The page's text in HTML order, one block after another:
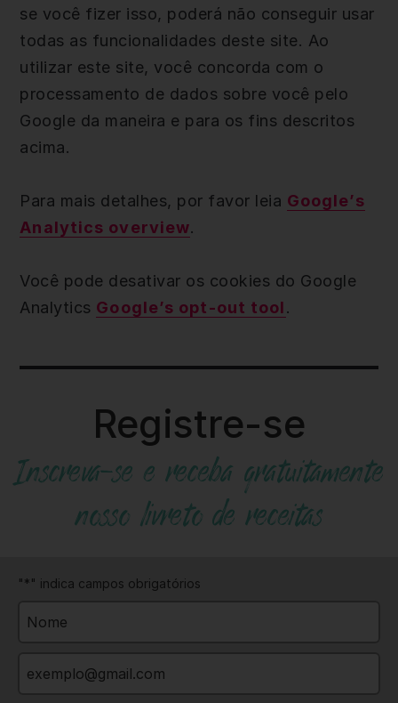
se você fizer isso, poderá não conseguir usar
todas as funcionalidades deste site. Ao
utilizar este site, você concorda com o
processamento de dados sobre você pelo
Google da maneira e para os fins descritos
acima.
Para mais detalhes, por favor leia Google’s
Analytics overview.
Você pode desativar os cookies do Google
Analytics Google’s opt-out tool.
Registre-se
Inscreva-se e receba gratuitamente
nosso livreto de receitas
" * " indica campos obrigatórios